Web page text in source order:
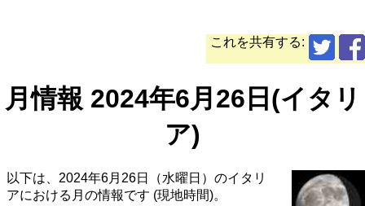
これを共有する:
月情報 2024年6月26日(イタリ
ア)
以下は、2024年6月26日（水曜日）のイタリ
アにおける月の情報です (現地時間)。